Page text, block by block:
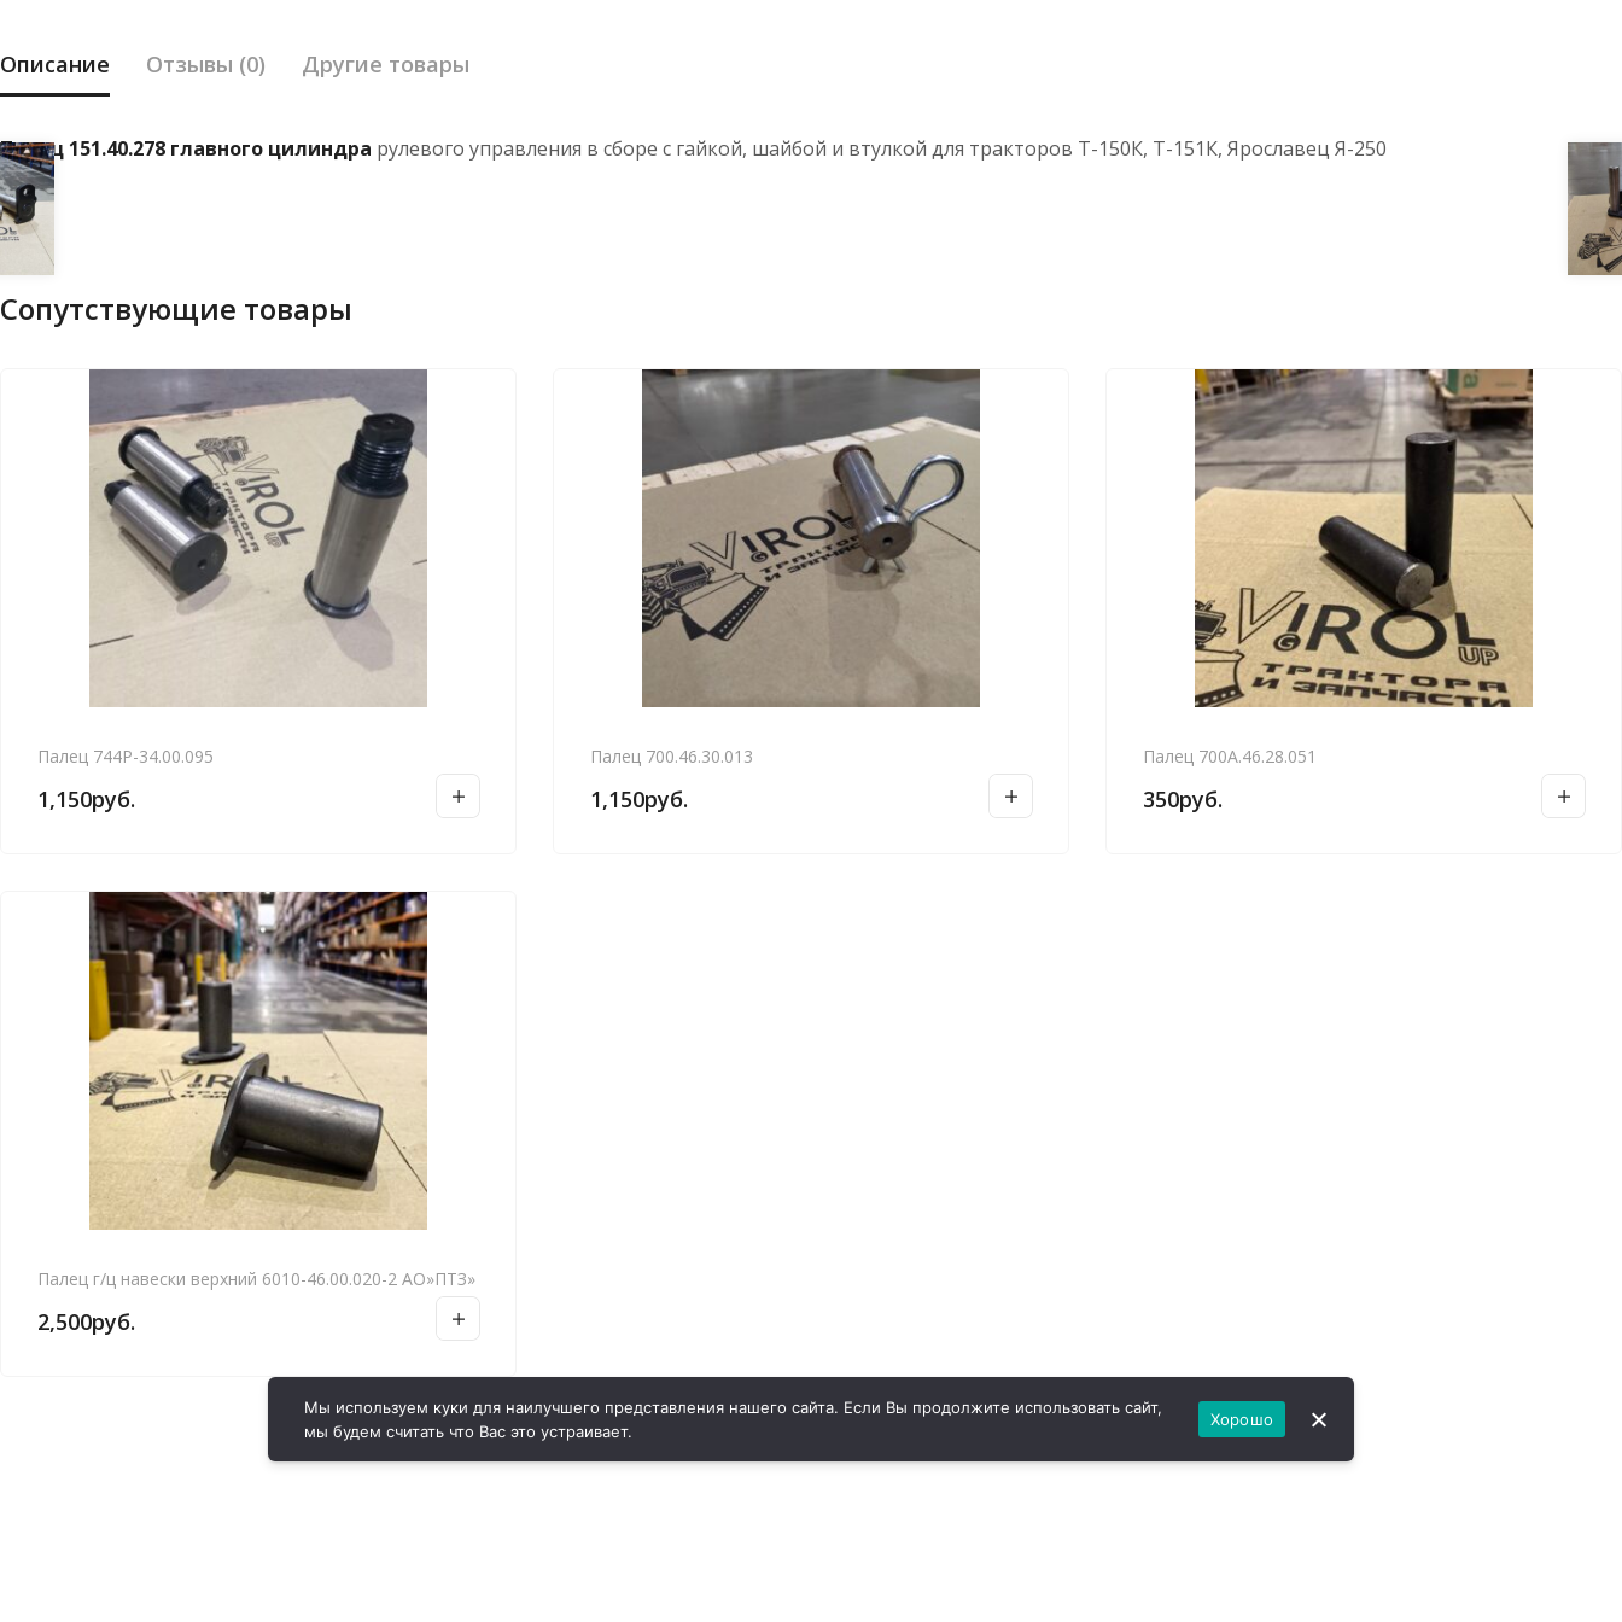
Описание Отзывы (0) Другие товары
Палец 151.40.278 главного цилиндра рулевого управления в сборе с гайкой, шайбой и втулкой для тракторов Т-150К, Т-151К, Ярославец Я-250
Сопутствующие товары
Палец 744Р-34.00.095
1,150руб.
Палец 700.46.30.013
1,150руб.
Палец 700А.46.28.051
350руб.
Палец г/ц навески верхний 6010-46.00.020-2 АО»ПТЗ»
2,500руб.
Мы используем куки для наилучшего представления нашего сайта. Если Вы продолжите использовать сайт,
мы будем считать что Вас это устраивает.
Хорошо